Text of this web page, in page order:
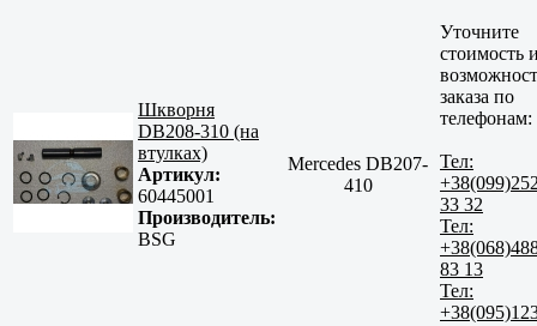
Шкворня
DB208-310 (на
втулках)
Артикул:
60445001
Производитель:
BSG
Mercedes DB207-
410
Уточните
стоимость
заказа по
телефонам:
Тел:
33 32
Тел:
83 13
Тел: